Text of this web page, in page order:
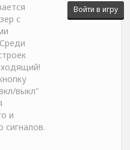
с
выкл"
и
сигналов.
Войти в игру